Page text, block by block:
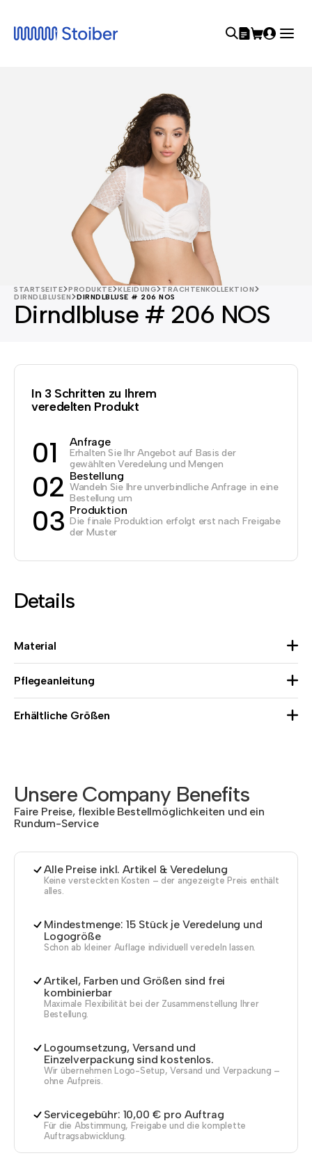
STARTSEITE PRODUKTE KLEIDUNG
TRACHTENKOLLEKTION
DIRNDLBLUSEN
DIRNDLBLUSE # 206 NOS
Dirndlbluse # 206 NOS
In 3 Schritten zu Ihrem
veredelten Produkt
01 Anfrage
Erhalten Sie Ihr Angebot auf Basis der
gewählten Veredelung und Mengen
02 Bestellung
Wandeln Sie Ihre unverbindliche Anfrage in eine
Bestellung um
03 Produktion
Die finale Produktion erfolgt erst nach Freigabe
der Muster
Details
Material
Pflegeanleitung
Erhältliche Größen
Unsere Company Benefits
Faire Preise, flexible Bestellmöglichkeiten und ein
Rundum-Service
Alle Preise inkl. Artikel & Veredelung
Keine versteckten Kosten – der angezeigte Preis enthält
alles.
Mindestmenge: 15 Stück je Veredelung und
Logogröße
Schon ab kleiner Auflage individuell veredeln lassen.
Artikel, Farben und Größen sind frei
kombinierbar
Maximale Flexibilität bei der Zusammenstellung Ihrer
Bestellung.
Logoumsetzung, Versand und
Einzelverpackung sind kostenlos.
Wir übernehmen Logo-Setup, Versand und Verpackung –
ohne Aufpreis.
Servicegebühr: 10,00 € pro Auftrag
Für die Abstimmung, Freigabe und die komplette
Auftragsabwicklung.